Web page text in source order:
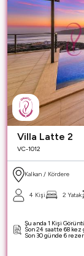
Villa Latte 2
VC-1012
Kalkan / Kördere
4 Kişi 2 Yatak
Şu anda 1 Kişi
Son 24 saatte 68
Son 30 günde 6